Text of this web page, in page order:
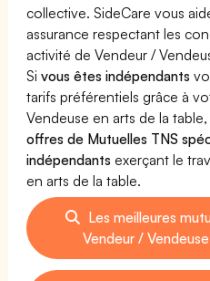
collective. SideCare vous
assurance respectant les
activité de Vendeur /
Sivous êtes indépendants
tarifs préférentiels grâce à
Vendeuse en arts de la
offres de Mutuelles TNS
indépendants exerçant le
en arts de la table.
Les meilleures
Vendeur /